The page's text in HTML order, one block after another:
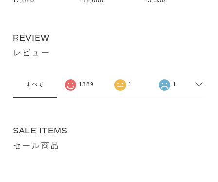
REVIEW
レビュー
すべて 1389 1 1
SALE ITEMS
セール商品